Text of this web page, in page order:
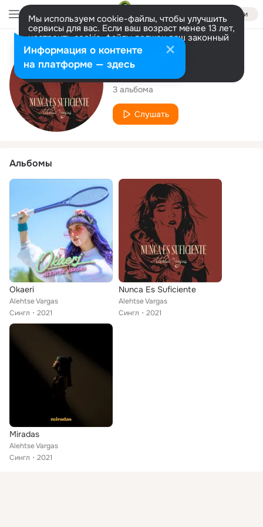
Войти
Мы используем cookie-файлы, чтобы улучшить
сервисы для вас. Если ваш возраст менее 13 лет,
настроить cookie-файлы должен ваш законный
представитель. Больше информации
Разрешить все Настроить
Исполнитель
Alehtse Vargas
3 альбома
Слушать
Альбомы
Okaeri
Alehtse Vargas
Сингл
2021
Nunca Es Suficiente
Alehtse Vargas
Сингл
2021
Miradas
Alehtse Vargas
Сингл
2021
Информация о контенте
на платформе — здесь